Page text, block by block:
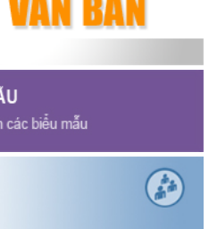
quan đến thủ tục đất đai
tái canh Cà phê Vối” năm
bàn xã
quyết định về thành lập thôn,
chỉ định cấp ủy, trưởng các thôn,
trận các thôn, buôn